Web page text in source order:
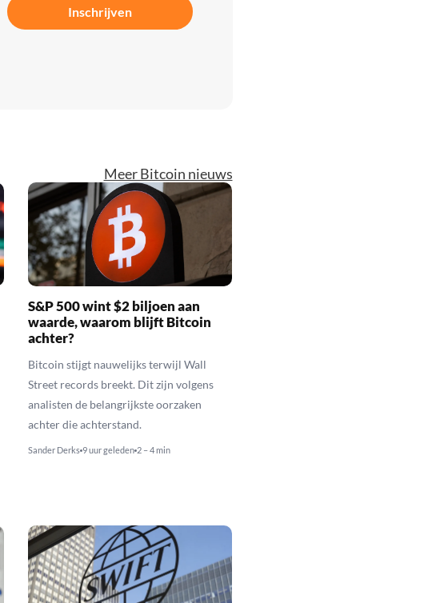
Inschrijven
Meer Bitcoin nieuws
S&P 500 wint $2 biljoen aan
waarde, waarom blijft Bitcoin
achter?
Bitcoin stijgt nauwelijks terwijl Wall
Street records breekt. Dit zijn volgens
analisten de belangrijkste oorzaken
achter die achterstand.
Sander Derks 9 uur geleden 2 – 4 min